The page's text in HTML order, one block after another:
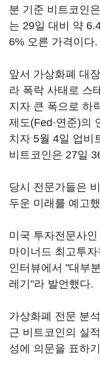
분 기준 비트코인
는 29일 대비 약
6% 오른 가격이다.
앞서 가상화폐 대
라 폭락 사태로 스
지자 큰 폭으로 하
제도(Fed·연준)의
치자 5월 4일 업비
비트코인은 27일
당시 전문가들은
두운 미래를 예고
미국 투자전문사
마이너드 최고투
인터뷰에서 "대부
레기"라 발언했다.
가상화폐 전문 분
근 비트코인의 실
성에 의문을 표하